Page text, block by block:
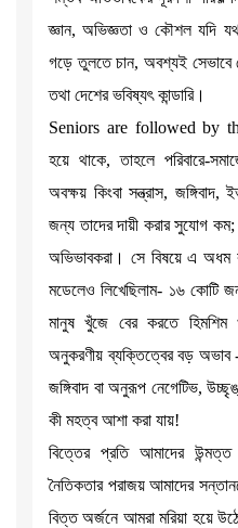
জ্ঞান, অভিজ্ঞতা ও কৌশল যদি
গড়ে তুলতে চান, অবশ্যই সেভাবে
তথা দেশের ভবিষ্যৎ কান্ডারি।
Seniors are followed by
হয়ে থাকে, তাহলে পরিবারে-
অবক্ষয় কিংবা সন্ত্রাস,
জন্য তাদের দায়ী করার সুযোগ
অভিভাবকরা। সে বিষয়ে এ অধম
মডেলেও লিখেছিলাম- ১৬ কোটি
মানুষ খুঁজে বের করতে হিমশিম
অনুকরণীয় ব্যক্তিত্বের বড় অভাব
জঙ্গিবাদ বা অনুরূপ নেগেটিভ,
কী মহত্ব আশা করা যায়!
বিত্তের প্রতি আমাদের
নৈতিকতার পরাজয় আমাদের
বিত্ত অর্জনে আমরা মরিয়া হয়ে